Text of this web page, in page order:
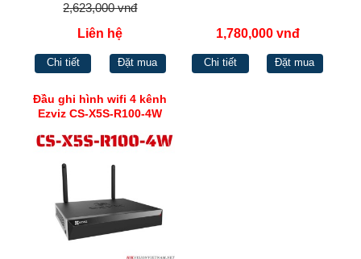
2,623,000 vnđ
Liên hệ
Chi tiết Đặt mua
1,780,000 vnđ
Chi tiết Đặt mua
Đầu ghi hình wifi 4 kênh
Ezviz CS-X5S-R100-4W